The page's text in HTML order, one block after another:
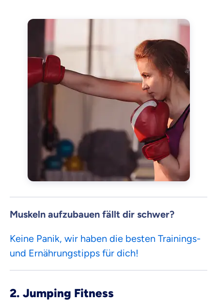
Muskeln aufzubauen fällt dir schwer?
Keine Panik, wir haben die besten Trainings-
und Ernährungstipps für dich!
2. Jumping Fitness